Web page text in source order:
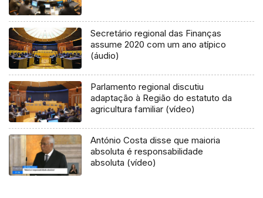
Secretário regional das Finanças
assume 2020 com um ano atípico
(áudio)
Parlamento regional discutiu
adaptação à Região do estatuto da
agricultura familiar (vídeo)
António Costa disse que maioria
absoluta é responsabilidade
absoluta (vídeo)